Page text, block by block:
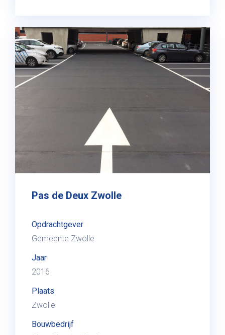
Pas de Deux Zwolle
Opdrachtgever
Gemeente Zwolle
Jaar
2016
Plaats
Zwolle
Bouwbedrijf